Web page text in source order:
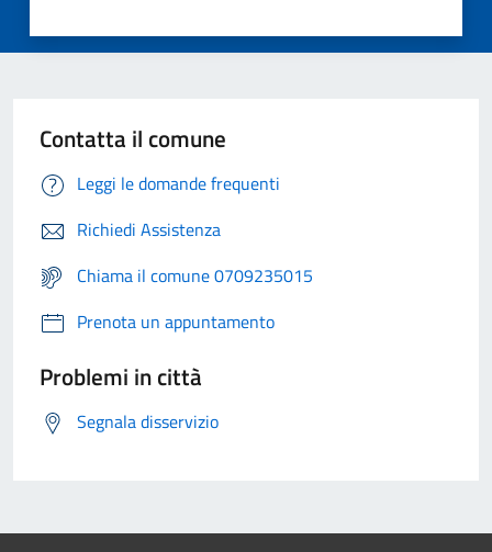
Contatta il comune
Leggi le domande frequenti
Richiedi Assistenza
Chiama il comune 0709235015
Prenota un appuntamento
Problemi in città
Segnala disservizio